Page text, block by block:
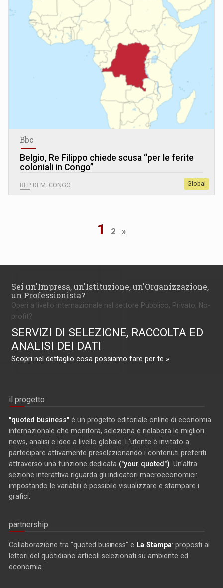
Bbc
Belgio, Re Filippo chiede scusa “per le ferite
coloniali in Congo”
REP. DEM. CONGO Global
1 2 »
Sei un'Impresa, un'Istituzione, un'Organizzazione,
un Professionista?
Operi a livello internazionale nel settore Pubblico, Privato, No-
profit?
SERVIZI DI SELEZIONE, RACCOLTA ED
ANALISI DEI DATI
Scopri nel dettaglio cosa possiamo fare per te »
il progetto
"quoted business" è un progetto editoriale online di economia
internazionale che monitora, seleziona e rielabora le migliori
news, analisi e idee a livello globale. L'utente è invitato a
partecipare attivamente preselezionando i contenuti preferiti
attraverso una funzione dedicata ("your quoted"). Un'altra
sezione interattiva riguarda gli indicatori macroeconomici:
impostando le variabili è possibile visualizzare e stampare i
grafici.
partnership
Collaborazione tra "quoted business" e La Stampa: proposti ai
lettori del quotidiano articoli selezionati su ambiente ed
economia.